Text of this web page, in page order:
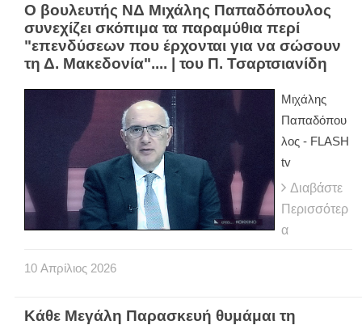
Ο βουλευτής ΝΔ Mιχάλης Παπαδόπουλος
συνεχίζει σκόπιμα τα παραμύθια περί
"επενδύσεων που έρχονται για να σώσουν
τη Δ. Μακεδονία".... | του Π. Τσαρτσιανίδη
Mιχάλης
Παπαδόπου
λος - FLASH
tv
Διαβάστε
Περισσότερ
α
10 Απρίλιος 2026
Κάθε Μεγάλη Παρασκευή θυμάμαι τη